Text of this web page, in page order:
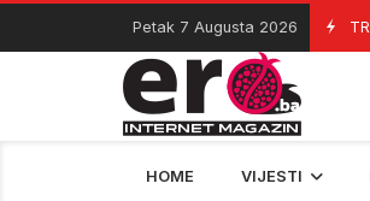
Skip
content
Petak 7 Augusta 2026 07/08/
HOME VIJESTI